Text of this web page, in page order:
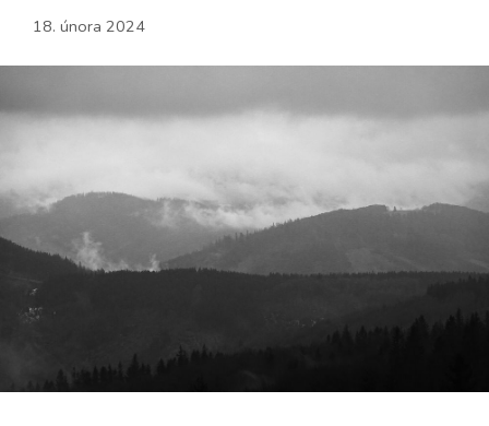
18. února 2024